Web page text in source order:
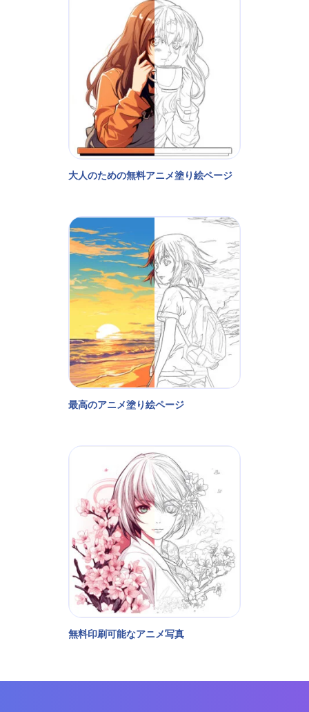
大人のための無料アニメ塗り絵ページ
最高のアニメ塗り絵ページ
無料印刷可能なアニメ写真